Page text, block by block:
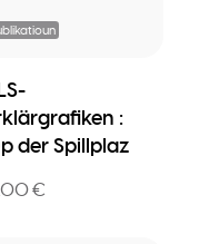
:
der Spillplaz
€